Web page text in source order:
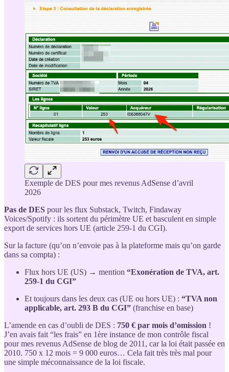
Exemple de DES pour mes revenus AdSense d’avril
2026
Pas de DES pour les flux Substack, Twitch, Findaway
Voices/Spotify : ils sortent du périmètre UE et basculent en simple
export de services hors UE (article 259-1 du CGI).
Sur la facture (qu’on n’envoie pas à la plateforme mais qu’on garde
dans sa compta) :
Flux hors UE (US) → mention “Exonération de TVA, art.
259-1 du CGI”
Et toujours dans les deux cas (UE ou hors UE) : “TVA non
applicable, art. 293 B du CGI” (franchise en base)
L’amende en cas d’oubli de DES : 750 € par mois d’omission !
J’en avais fait “les frais” en 1ère instance de mon contrôle fiscal
pour mes revenus AdSense de blog de 2011, car la loi était passée en
2010. 750 x 12 mois = 9 000 euros… Cela fait très très mal pour
une simple méconnaissance de la loi fiscale.